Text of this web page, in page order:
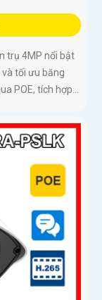
trụ 4MP nổi bật
tối ưu băng
POE, tích hợp...